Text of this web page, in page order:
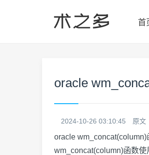
首
oracle
2024-10-26 03:10:45 原文
oracle
wm_concat(column)函数使